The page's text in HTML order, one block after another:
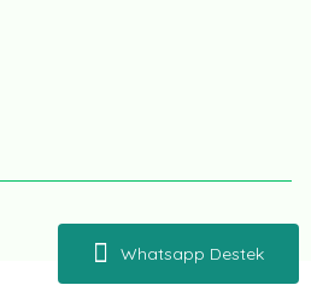
Whatsapp Destek